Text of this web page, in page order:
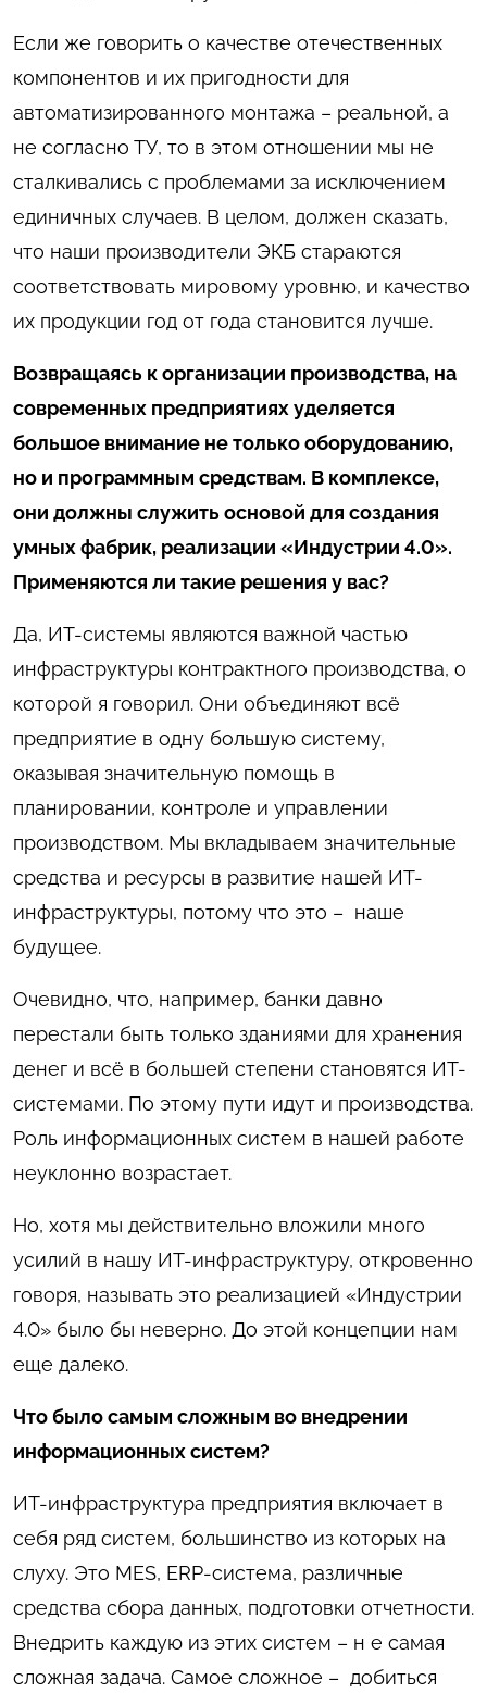
Если же говорить о качестве отечественных
компонентов и их пригодности для
автоматизированного монтажа – реальной, а
не согласно ТУ, то в этом отношении мы не
сталкивались с проблемами за исключением
единичных случаев. В целом, должен сказать,
что наши производители ЭКБ стараются
соответствовать мировому уровню, и качество
их продукции год от года становится лучше.
Возвращаясь к организации производства, на
современных предприятиях уделяется
большое внимание не только оборудованию,
но и программным средствам. В комплексе,
они должны служить основой для создания
умных фабрик, реализации «Индустрии 4.0».
Применяются ли такие решения у вас?
Да, ИТ-системы являются важной частью
инфраструктуры контрактного производства, о
которой я говорил. Они объединяют всё
предприятие в одну большую систему,
оказывая значительную помощь в
планировании, контроле и управлении
производством. Мы вкладываем значительные
средства и ресурсы в развитие нашей ИТ-
инфраструктуры, потому что это – наше
будущее.
Очевидно, что, например, банки давно
перестали быть только зданиями для хранения
денег и всё в большей степени становятся ИТ-
системами. По этому пути идут и производства.
Роль информационных систем в нашей работе
неуклонно возрастает.
Но, хотя мы действительно вложили много
усилий в нашу ИТ-инфраструктуру, откровенно
говоря, называть это реализацией «Индустрии
4.0» было бы неверно. До этой концепции нам
еще далеко.
Что было самым сложным во внедрении
информационных систем?
ИТ-инфраструктура предприятия включает в
себя ряд систем, большинство из которых на
слуху. Это MES, ERP-система, различные
средства сбора данных, подготовки отчетности.
Внедрить каждую из этих систем – н е самая
сложная задача. Самое сложное – добиться